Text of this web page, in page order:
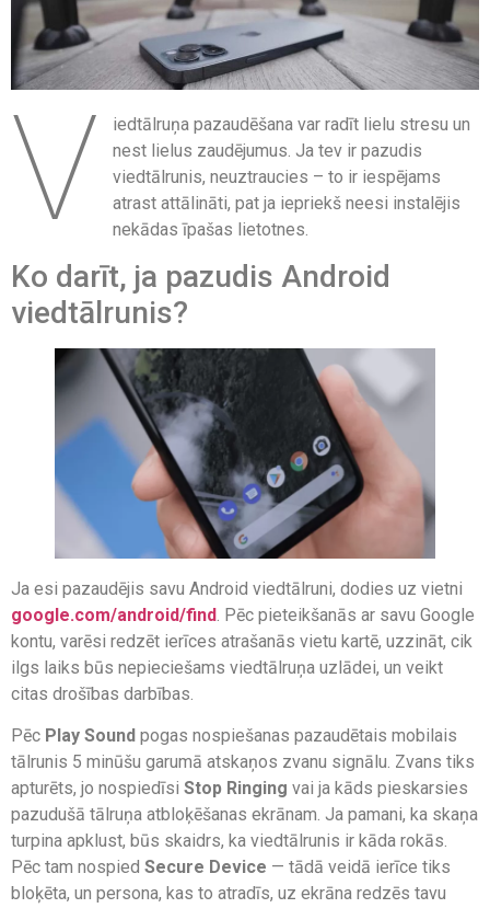
V
iedtālruņa pazaudēšana var radīt lielu stresu un
nest lielus zaudējumus. Ja tev ir pazudis
viedtālrunis, neuztraucies – to ir iespējams
atrast attālināti, pat ja iepriekš neesi instalējis
nekādas īpašas lietotnes.
Ko darīt, ja pazudis Android
viedtālrunis?
Ja esi pazaudējis savu Android viedtālruni, dodies uz vietni
google.com/android/find. Pēc pieteikšanās ar savu Google
kontu, varēsi redzēt ierīces atrašanās vietu kartē, uzzināt, cik
ilgs laiks būs nepieciešams viedtālruņa uzlādei, un veikt
citas drošības darbības.
Pēc Play Sound pogas nospiešanas pazaudētais mobilais
tālrunis 5 minūšu garumā atskaņos zvanu signālu. Zvans tiks
apturēts, jo nospiedīsi Stop Ringing vai ja kāds pieskarsies
pazudušā tālruņa atbloķēšanas ekrānam. Ja pamani, ka skaņa
turpina apklust, būs skaidrs, ka viedtālrunis ir kāda rokās.
Pēc tam nospied Secure Device — tādā veidā ierīce tiks
bloķēta, un persona, kas to atradīs, uz ekrāna redzēs tavu